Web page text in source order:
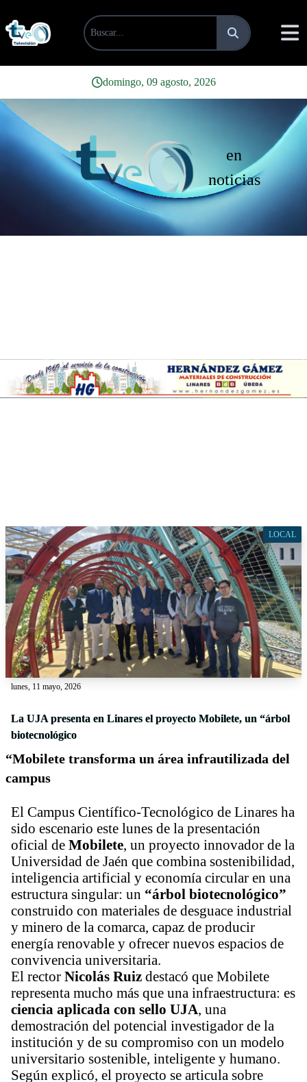
domingo, 09 agosto, 2026
en
noticias
LOCAL
lunes, 11 mayo, 2026
La UJA presenta en Linares el proyecto Mobilete, un “árbol
biotecnológico
“Mobilete transforma un área infrautilizada del
campus
El Campus Científico‑Tecnológico de Linares ha
sido escenario este lunes de la presentación
oficial de Mobilete, un proyecto innovador de la
Universidad de Jaén que combina sostenibilidad,
inteligencia artificial y economía circular en una
estructura singular: un “árbol biotecnológico”
construido con materiales de desguace industrial
y minero de la comarca, capaz de producir
energía renovable y ofrecer nuevos espacios de
convivencia universitaria.
El rector Nicolás Ruiz destacó que Mobilete
ciencia aplicada con sello UJA, una
demostración del potencial investigador de la
institución y de su compromiso con un modelo
universitario sostenible, inteligente y humano.